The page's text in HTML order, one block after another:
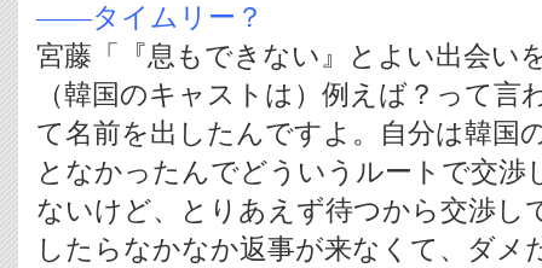
――タイムリー？
宮藤「『息もできない』とよい出会い
（韓国のキャストは）例えば？って言
て名前を出したんですよ。自分は韓国
となかったんでどういうルートで交渉
ないけど、とりあえず待つから交渉し
したらなかなか返事が来なくて、ダメ